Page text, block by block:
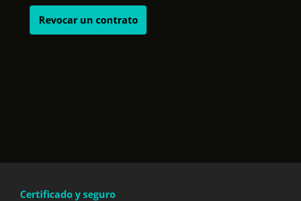
Revocar un contrato
Certificado y seguro